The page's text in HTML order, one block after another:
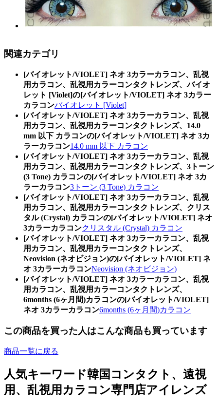
関連カテゴリ
[バイオレット/VIOLET] ネオ 3カラーカラコン、乱視
用カラコン、乱視用カラーコンタクトレンズ、バイオ
レット [Violet]の[バイオレット/VIOLET] ネオ 3カラー
カラコンバイオレット [Violet]
[バイオレット/VIOLET] ネオ 3カラーカラコン、乱視
用カラコン、乱視用カラーコンタクトレンズ、14.0
mm 以下 カラコンの[バイオレット/VIOLET] ネオ 3カ
ラーカラコン14.0 mm 以下 カラコン
[バイオレット/VIOLET] ネオ 3カラーカラコン、乱視
用カラコン、乱視用カラーコンタクトレンズ、3トーン
(3 Tone) カラコンの[バイオレット/VIOLET] ネオ 3カ
ラーカラコン3トーン (3 Tone) カラコン
[バイオレット/VIOLET] ネオ 3カラーカラコン、乱視
用カラコン、乱視用カラーコンタクトレンズ、クリス
タル (Crystal) カラコンの[バイオレット/VIOLET] ネオ
3カラーカラコンクリスタル (Crystal) カラコン
[バイオレット/VIOLET] ネオ 3カラーカラコン、乱視
用カラコン、乱視用カラーコンタクトレンズ、
Neovision (ネオビジョン)の[バイオレット/VIOLET] ネ
オ 3カラーカラコンNeovision (ネオビジョン)
[バイオレット/VIOLET] ネオ 3カラーカラコン、乱視
用カラコン、乱視用カラーコンタクトレンズ、
6months (6ヶ月間)カラコンの[バイオレット/VIOLET]
ネオ 3カラーカラコン6months (6ヶ月間)カラコン
この商品を買った人はこんな商品も買っています
商品一覧に戻る
人気キーワード韓国コンタクト、遠視
用、乱視用カラコン専門店アイレンズ